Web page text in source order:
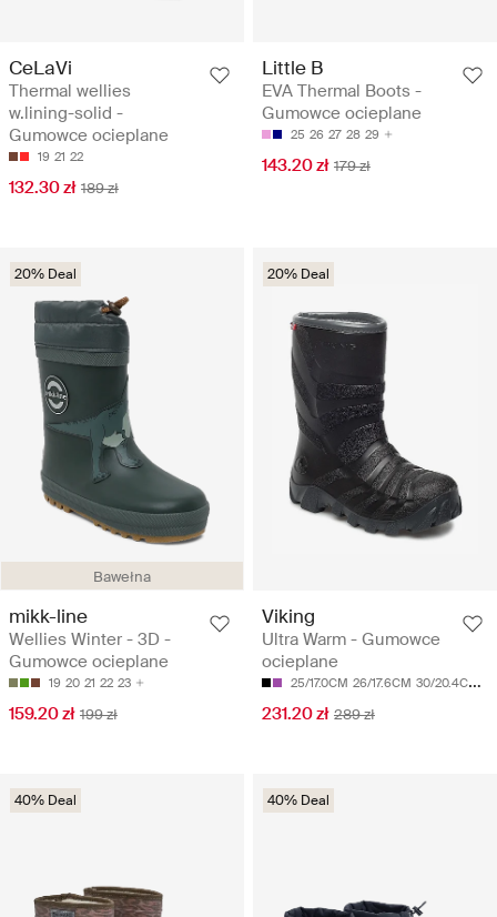
CeLaVi
Thermal wellies
w.lining-solid -
Gumowce ocieplane
19 21 22
132.30 zł 189 zł
Little B
EVA Thermal Boots -
Gumowce ocieplane
25 26 27 28 29
143.20 zł 179 zł
Bawełna
20% Deal
mikk-line
Wellies Winter - 3D -
Gumowce ocieplane
19 20 21 22 23
159.20 zł 199 zł
20% Deal
Viking
Ultra Warm - Gumowce
ocieplane
25/17.0CM 26/17.6CM 30/20.4CM
231.20 zł 289 zł
40% Deal 40% Deal